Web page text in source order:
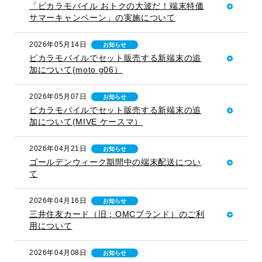
「ピカラモバイル おトクの大波だ！端末特価
サマーキャンペーン」の実施について
2026年05月14日 お知らせ
ピカラモバイルでセット販売する新端末の追
加について(moto g06）
2026年05月07日 お知らせ
ピカラモバイルでセット販売する新端末の追
加について(MIVE ケースマ）
2026年04月21日 お知らせ
ゴールデンウィーク期間中の端末配送につい
て
2026年04月16日 お知らせ
三井住友カード（旧：OMCブランド）のご利
用について
2026年04月08日 お知らせ